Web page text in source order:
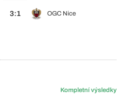
3:1 OGC Nice
Kompletní výsledky